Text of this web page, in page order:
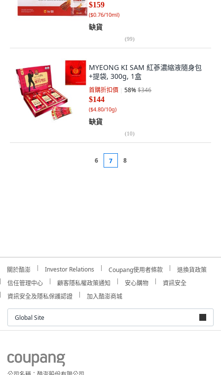
$159
($0.76/10ml)
缺貨
(99)
MYEONG KI SAM 紅蔘濃縮液隨身包
+提袋, 300g, 1盒
首購折扣價 58%$346
$144
($4.80/10g)
缺貨
(10)
6 7 8
關於酷澎 Investor Relations Coupang使用者條款
退換貨政策
信任管理中心
顧客隱私權政策通知 安心購物
資訊安全
資訊安全及隱私保護認證
加入酷澎商城
Global Site